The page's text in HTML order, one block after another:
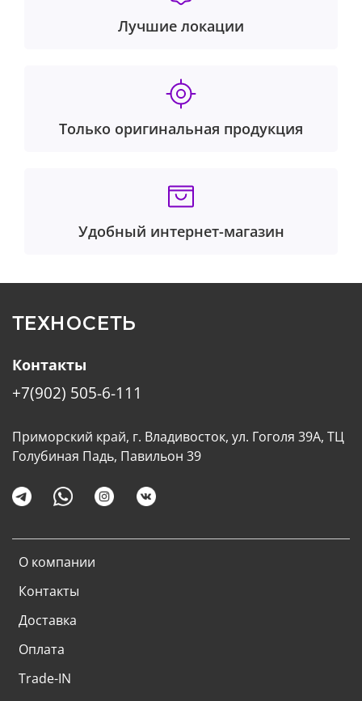
Лучшие локации
Только оригинальная продукция
Удобный интернет-магазин
ТЕХНОСЕТЬ
О компании
Контакты
Доставка
Оплата
Trade-IN
Контакты
+7(902) 505-6-111
Приморский край, г. Владивосток, ул. Гоголя 39А, ТЦ
Голубиная Падь, Павильон 39